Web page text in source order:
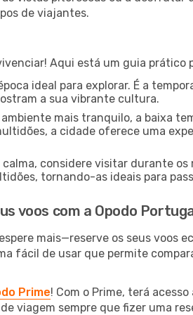
de viajantes.
Aqui está um guia prático
ideal para explorar. É a
a sua vibrante cultura.
mais tranquilo, a baixa
a cidade oferece uma
considere visitar durante
tornando-as ideais para
voos com a Opodo
mais—reserve os seus voos
fácil de usar que permite
Prime! Com o Prime, terá
viagem sempre que fizer uma